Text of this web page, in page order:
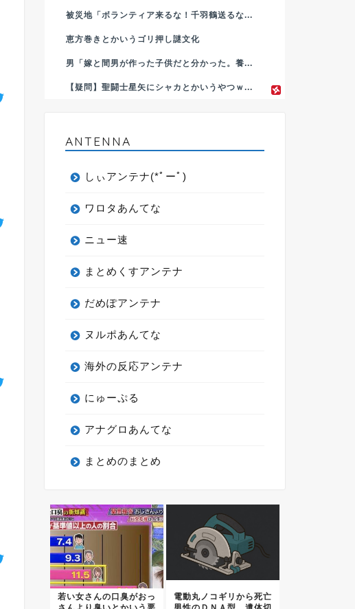
被災地「ボランティア来るな！千羽鶴送るな...
恵方巻きとかいうゴリ押し謎文化
男「嫁と間男が作った子供だと分かった。養...
【疑問】聖闘士星矢にシャカとかいうやつｗ...
ANTENNA
しぃアンテナ(*ﾟーﾟ)
ワロタあんてな
ニュー速
まとめくすアンテナ
だめぽアンテナ
ヌルポあんてな
海外の反応アンテナ
にゅーぷる
アナグロあんてな
まとめのまとめ
若い女さんの口臭がおっ
電動丸ノコギリから死亡